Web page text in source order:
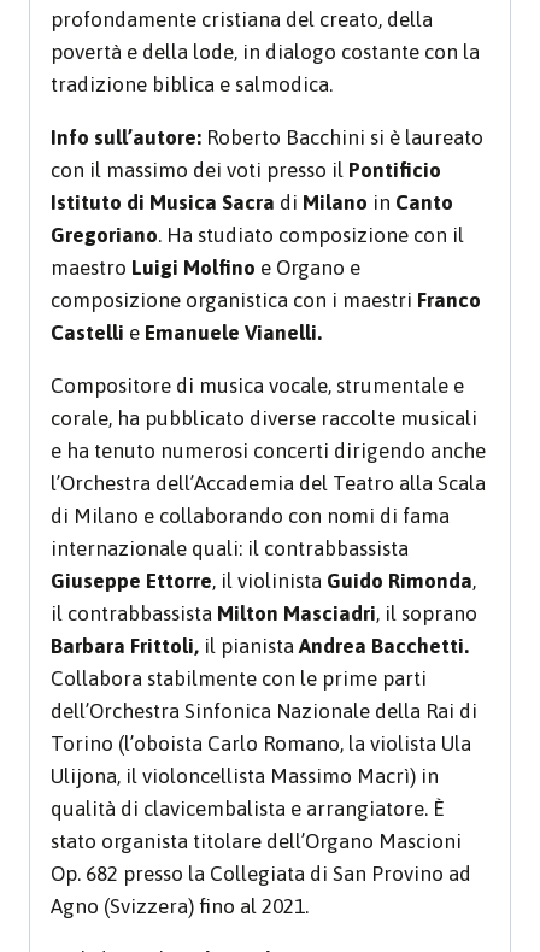
profondamente cristiana del creato, della
povertà e della lode, in dialogo costante con la
tradizione biblica e salmodica.
Info sull’autore: Roberto Bacchini si è laureato
con il massimo dei voti presso il Pontificio
Istituto di Musica Sacra di Milano in Canto
Gregoriano. Ha studiato composizione con il
maestro Luigi Molfino e Organo e
composizione organistica con i maestri Franco
Castelli e Emanuele Vianelli.
Compositore di musica vocale, strumentale e
corale, ha pubblicato diverse raccolte musicali
e ha tenuto numerosi concerti dirigendo anche
l’Orchestra dell’Accademia del Teatro alla Scala
di Milano e collaborando con nomi di fama
internazionale quali: il contrabbassista
Giuseppe Ettorre, il violinista Guido Rimonda,
il contrabbassista Milton Masciadri, il soprano
Barbara Frittoli, il pianista Andrea Bacchetti.
Collabora stabilmente con le prime parti
dell’Orchestra Sinfonica Nazionale della Rai di
Torino (l’oboista Carlo Romano, la violista Ula
Ulijona, il violoncellista Massimo Macrì) in
qualità di clavicembalista e arrangiatore. È
stato organista titolare dell’Organo Mascioni
Op. 682 presso la Collegiata di San Provino ad
Agno (Svizzera) fino al 2021.